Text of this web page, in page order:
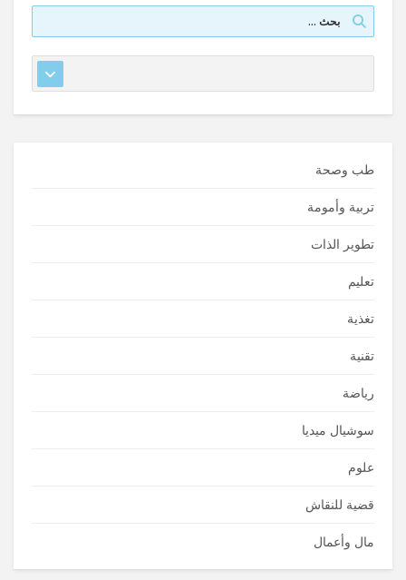
طب وصحة
تربية وأمومة
تطوير الذات
تعليم
تغذية
تقنية
رياضة
سوشيال ميديا
علوم
قضية للنقاش
مال وأعمال